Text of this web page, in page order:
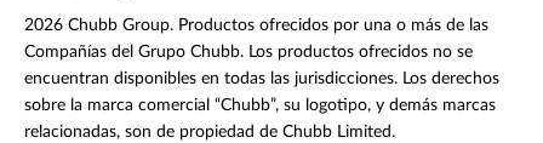
2026 Chubb Group. Productos ofrecidos por una o más de las
Compañías del Grupo Chubb. Los productos ofrecidos no se
encuentran disponibles en todas las jurisdicciones. Los derechos
sobre la marca comercial “Chubb”, su logotipo, y demás marcas
relacionadas, son de propiedad de Chubb Limited.